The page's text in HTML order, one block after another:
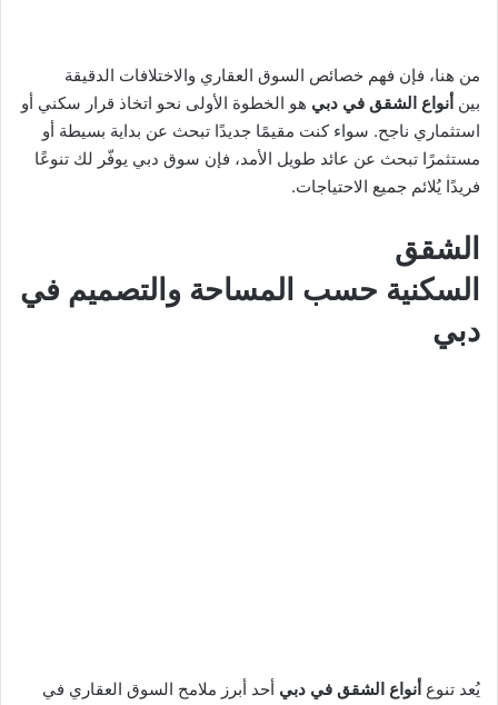
من هنا، فإن فهم خصائص السوق العقاري والاختلافات الدقيقة
بين أنواع الشقق في دبي هو الخطوة الأولى نحو اتخاذ قرار سكني أو
استثماري ناجح. سواء كنت مقيمًا جديدًا تبحث عن بداية بسيطة أو
مستثمرًا تبحث عن عائد طويل الأمد، فإن سوق دبي يوفّر لك تنوعًا
فريدًا يُلائم جميع الاحتياجات.
الشقق
السكنية حسب المساحة والتصميم في
دبي
يُعد تنوع أنواع الشقق في دبي أحد أبرز ملامح السوق العقاري في